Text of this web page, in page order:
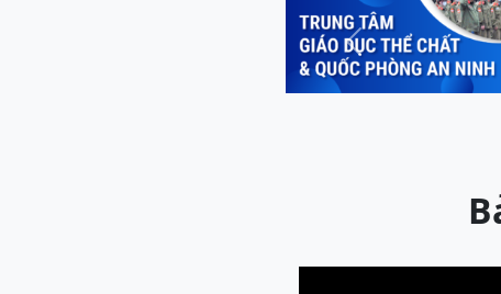
Previous